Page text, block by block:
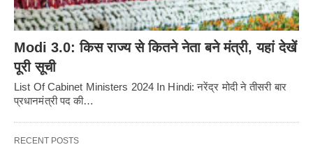
Modi 3.0: किस राज्य से कितने नेता बने मंत्री, यहां देखें
पूरी सूची
List Of Cabinet Ministers 2024 In Hindi: नरेंद्र मोदी ने तीसरी बार
प्रधानमंत्री पद की…
RECENT POSTS